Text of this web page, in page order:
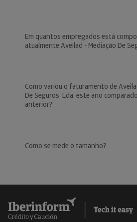
Em quantos empregados está
atualmente Aveilad - Mediação De
Como variou o faturamento de
De Seguros, Lda. este ano
anterior?
Como se mede o tamanho?